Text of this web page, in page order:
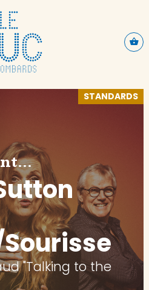
PRINCIPAL
STANDARDS
"Talking to the